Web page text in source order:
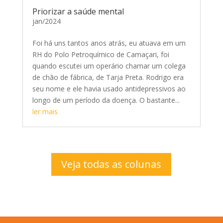
Priorizar a saúde mental
jan/2024
Foi há uns tantos anos atrás, eu atuava em um
RH do Polo Petroquímico de Camaçari, foi
quando escutei um operário chamar um colega
de chão de fábrica, de Tarja Preta. Rodrigo era
seu nome e ele havia usado antidepressivos ao
longo de um período da doença. O bastante...
ler mais
Veja todas as colunas